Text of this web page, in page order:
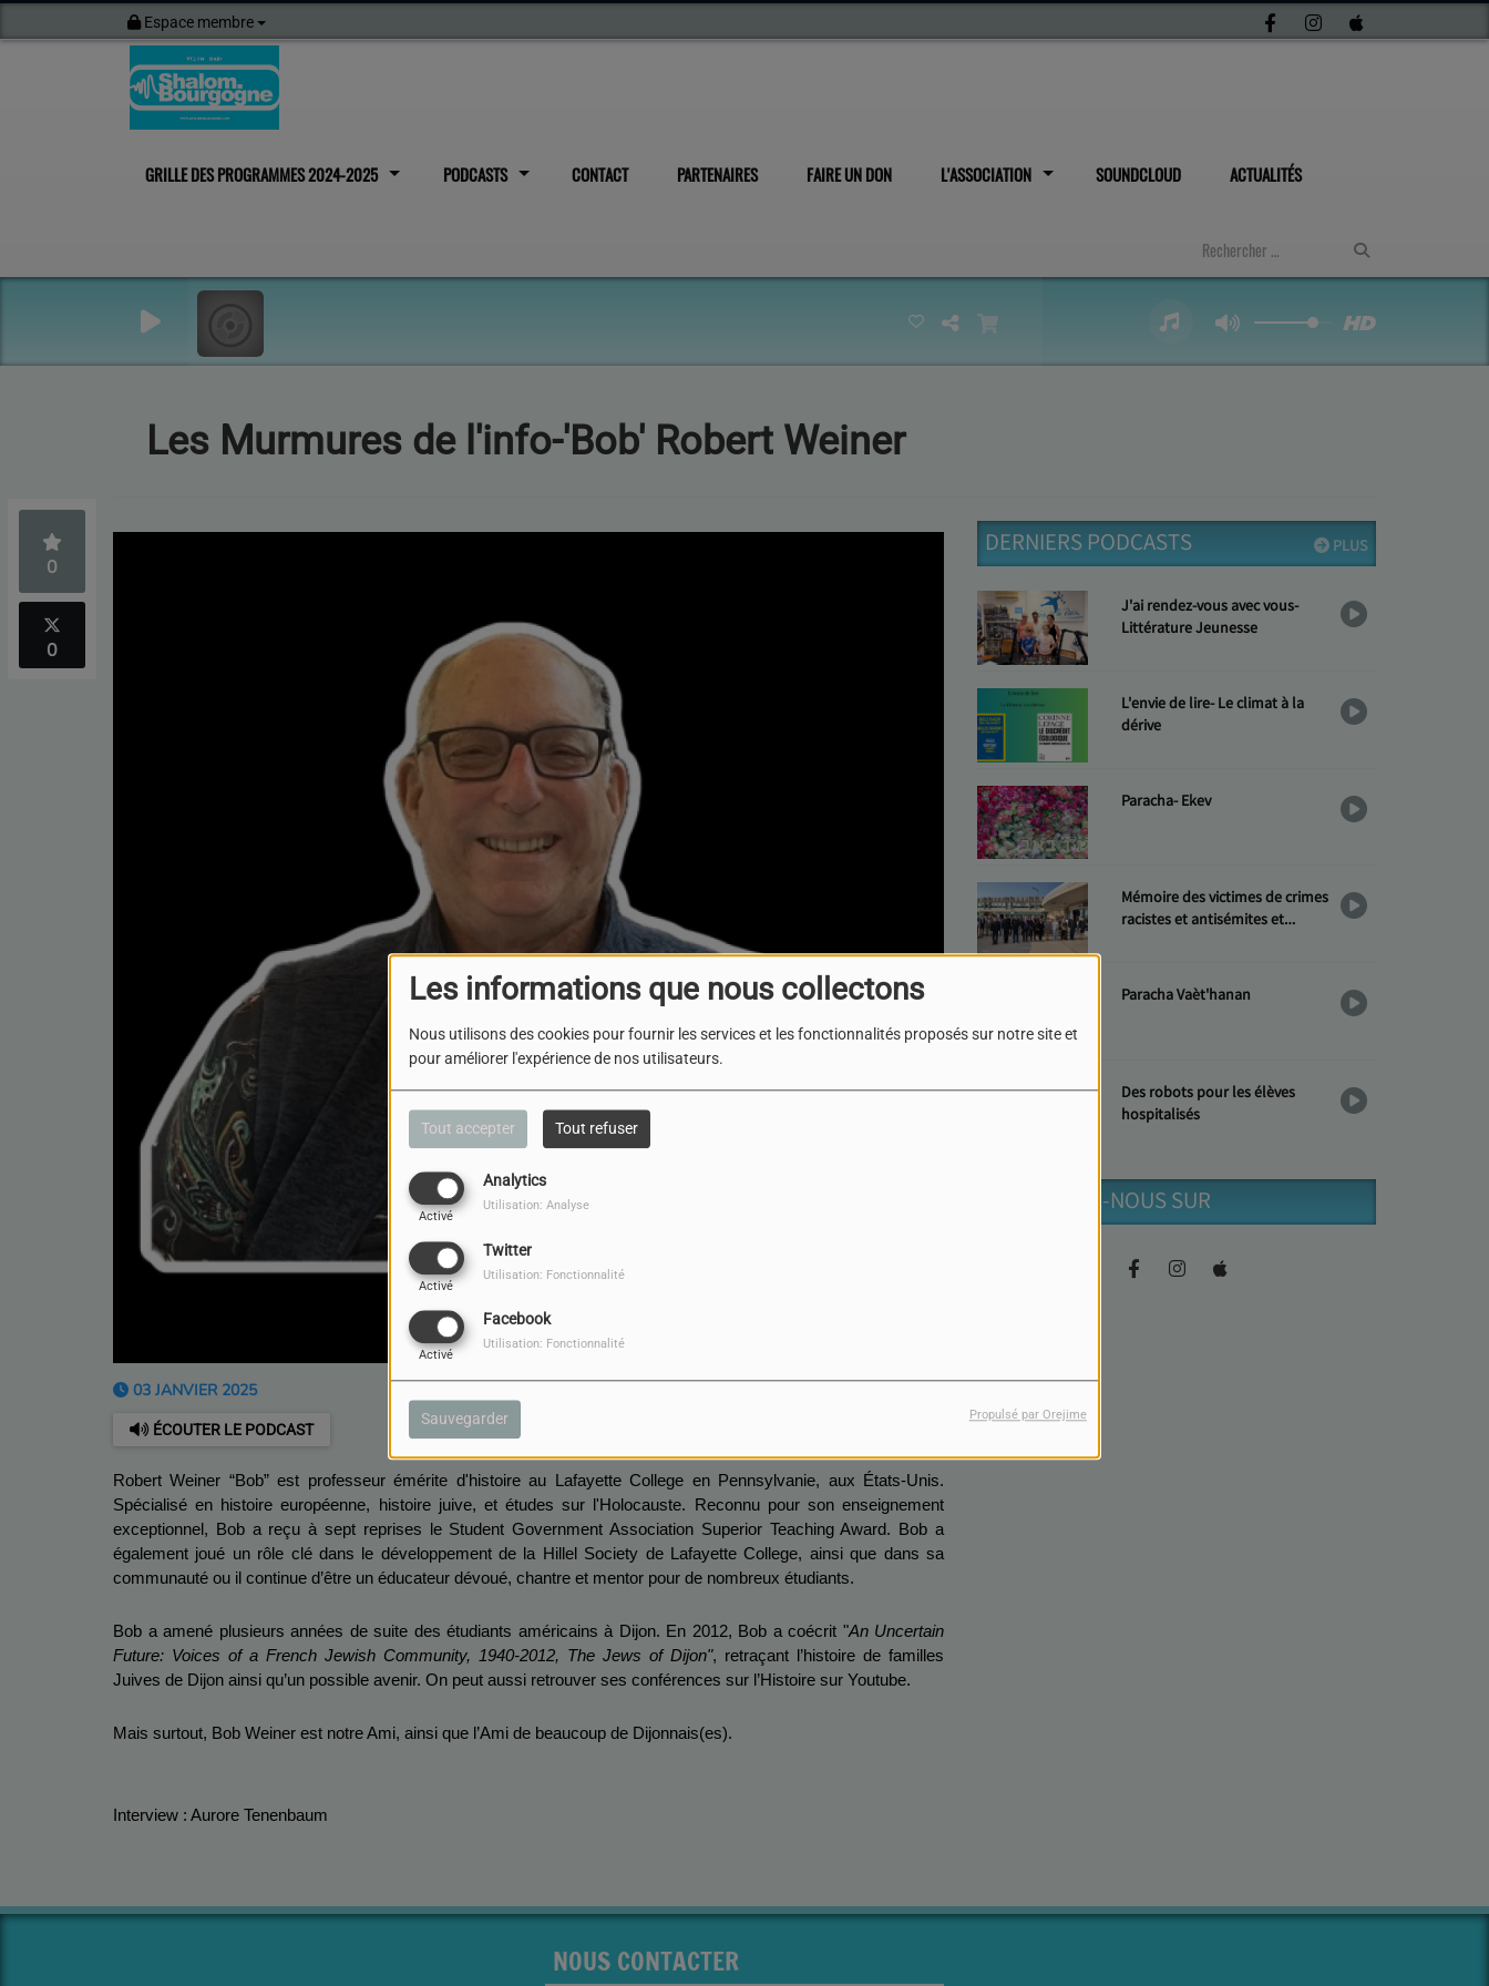
Les informations que nous collectons
Nous utilisons des cookies pour fournir les services et les fonctionnalités proposés sur notre site et
pour améliorer l'expérience de nos utilisateurs.
Tout accepter Tout refuser
Analytics
Activé
Utilisation: Analyse
Twitter
Activé
Utilisation: Fonctionnalité
Facebook
Activé
Utilisation: Fonctionnalité
Sauvegarder Propulsé par Orejime
Espace membre
GRILLE DES PROGRAMMES 2024-2025 PODCASTS CONTACT PARTENAIRES FAIRE UN DON L'ASSOCIATION SOUNDCLOUD ACTUALITÉS
Les Murmures de l'info-'Bob' Robert Weiner
0
0
03 JANVIER 2025
ÉCOUTER LE PODCAST
Robert Weiner “Bob” est professeur émérite d'histoire au Lafayette College en Pennsylvanie, aux États-Unis.
Spécialisé en histoire européenne, histoire juive, et études sur l'Holocauste. Reconnu pour son enseignement
exceptionnel, Bob a reçu à sept reprises le Student Government Association Superior Teaching Award. Bob a
également joué un rôle clé dans le développement de la Hillel Society de Lafayette College, ainsi que dans sa
communauté ou il continue d’être un éducateur dévoué, chantre et mentor pour de nombreux étudiants.
Bob a amené plusieurs années de suite des étudiants américains à Dijon. En 2012, Bob a coécrit "An Uncertain
Future: Voices of a French Jewish Community, 1940-2012, The Jews of Dijon", retraçant l’histoire de familles
Juives de Dijon ainsi qu’un possible avenir. On peut aussi retrouver ses conférences sur l’Histoire sur Youtube.
Mais surtout, Bob Weiner est notre Ami, ainsi que l’Ami de beaucoup de Dijonnais(es).
Interview : Aurore Tenenbaum
PLUS
DERNIERS PODCASTS
J'ai rendez-vous avec vous-
Littérature Jeunesse
L'envie de lire- Le climat à la
dérive
Paracha- Ekev
Mémoire des victimes de crimes
racistes et antisémites et
Paracha Vaèt'hanan
Des robots pour les élèves
hospitalisés
RETROUVEZ-NOUS SUR
NOUS CONTACTER